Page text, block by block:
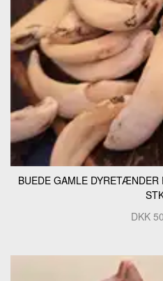
BUEDE GAMLE DYRETÆNDER
DKK